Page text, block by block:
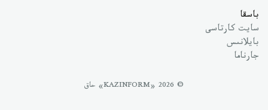
باسقا
سايت كارتاسى
بايلانىس
جارناما
© 2026 «KAZINFORM» حاق